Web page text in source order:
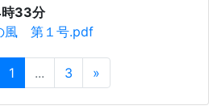
33分
風 第１号.pdf
1 ... 3 »